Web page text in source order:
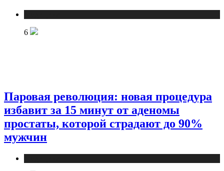
6
Паровая революция: новая процедура
избавит за 15 минут от аденомы
простаты, которой страдают до 90%
мужчин